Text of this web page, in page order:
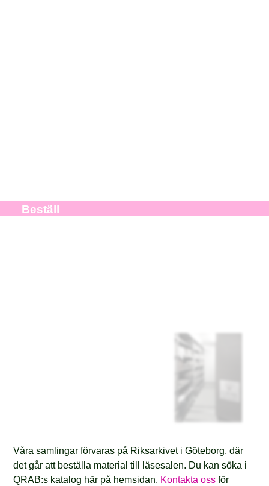
Beställ
Våra samlingar förvaras på Riksarkivet i Göteborg, där
det går att beställa material till läsesalen. Du kan söka i
QRAB:s katalog här på hemsidan. Kontakta ossför